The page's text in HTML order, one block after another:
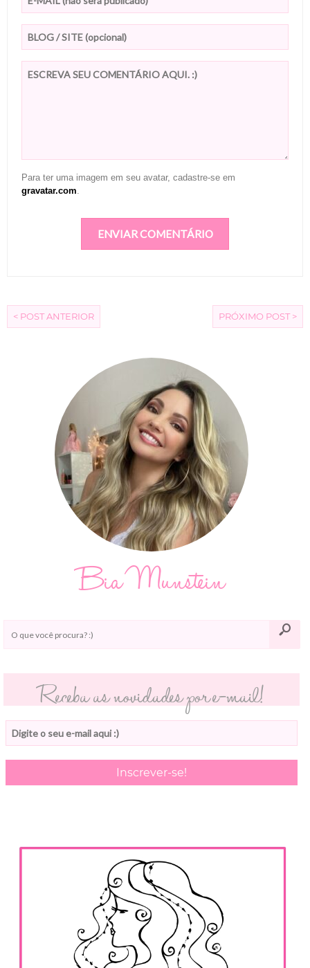
Para ter uma imagem em seu avatar, cadastre-se em
gravatar.com.
< POST ANTERIOR PRÓXIMO POST >
Bia Munstein
Receba as novidades por e-mail!